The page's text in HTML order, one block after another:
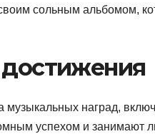
сольным альбомом,
музыкальных наград,
успехом и занимают